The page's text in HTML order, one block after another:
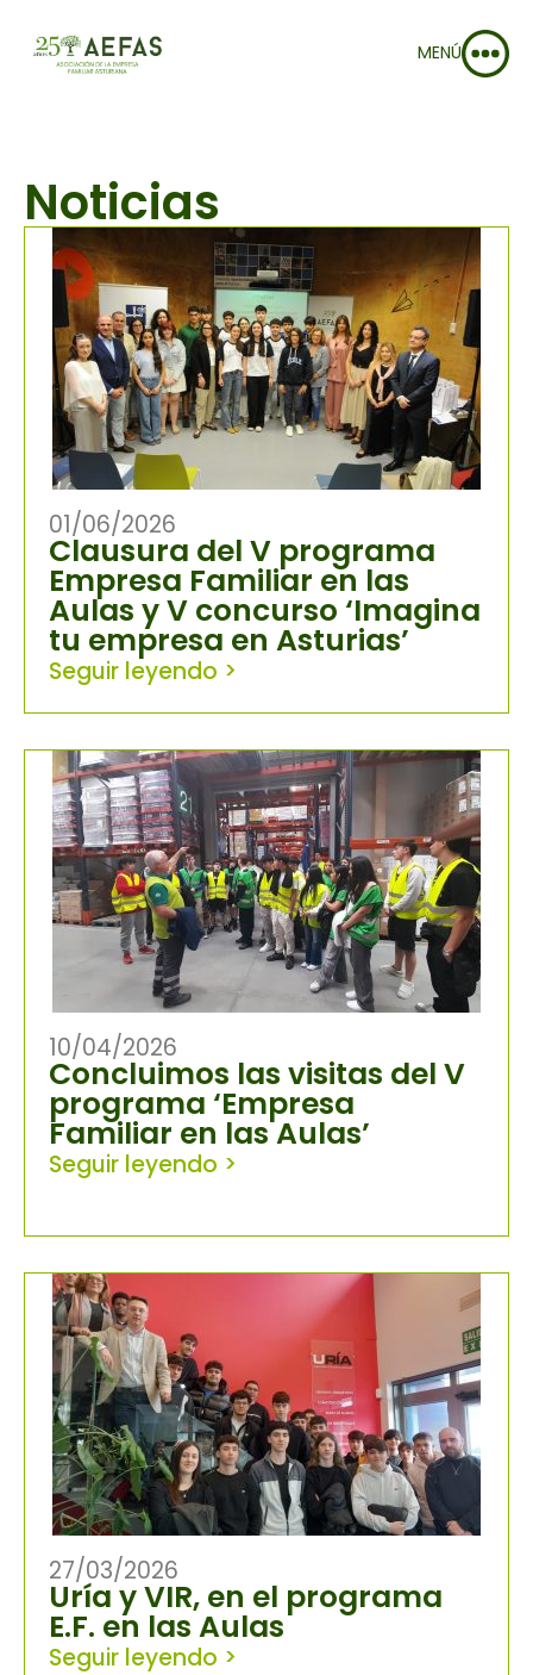
MENÚ
Noticias
01/06/2026
Clausura del V programa
Empresa Familiar en las
Aulas y V concurso ‘Imagina
tu empresa en Asturias’
Seguir leyendo >
10/04/2026
Concluimos las visitas del V
programa ‘Empresa
Familiar en las Aulas’
Seguir leyendo >
27/03/2026
Uría y VIR, en el programa
E.F. en las Aulas
Seguir leyendo >